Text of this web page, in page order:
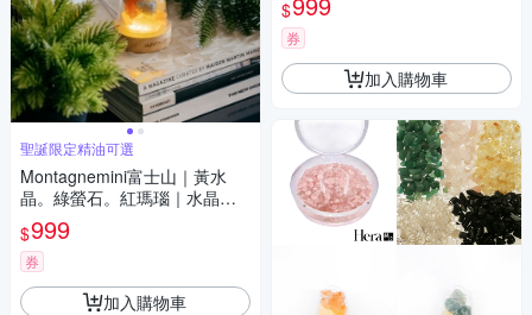
聖誕限定精油可選
Montagnemini富士山｜黃水
晶。綠螢石。紅瑪瑙｜水晶擴
香組 聖誕限定 精油可選
$999
券
加入購物車
$
券
加入購物車